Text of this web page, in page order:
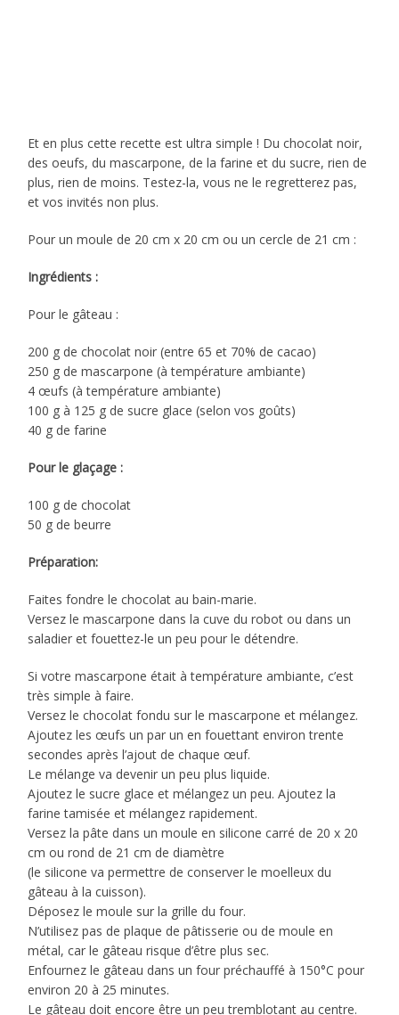
Et en plus cette recette est ultra simple ! Du chocolat noir,
des oeufs, du mascarpone, de la farine et du sucre, rien de
plus, rien de moins. Testez-la, vous ne le regretterez pas,
et vos invités non plus.
Pour un moule de 20 cm x 20 cm ou un cercle de 21 cm :
Ingrédients :
Pour le gâteau :
200 g de chocolat noir (entre 65 et 70% de cacao)
250 g de mascarpone (à température ambiante)
4 œufs (à température ambiante)
100 g à 125 g de sucre glace (selon vos goûts)
40 g de farine
Pour le glaçage :
100 g de chocolat
50 g de beurre
Préparation:
Faites fondre le chocolat au bain-marie.
Versez le mascarpone dans la cuve du robot ou dans un
saladier et fouettez-le un peu pour le détendre.
Si votre mascarpone était à température ambiante, c’est
très simple à faire.
Versez le chocolat fondu sur le mascarpone et mélangez.
Ajoutez les œufs un par un en fouettant environ trente
secondes après l’ajout de chaque œuf.
Le mélange va devenir un peu plus liquide.
Ajoutez le sucre glace et mélangez un peu. Ajoutez la
farine tamisée et mélangez rapidement.
Versez la pâte dans un moule en silicone carré de 20 x 20
cm ou rond de 21 cm de diamètre
(le silicone va permettre de conserver le moelleux du
gâteau à la cuisson).
Déposez le moule sur la grille du four.
N’utilisez pas de plaque de pâtisserie ou de moule en
métal, car le gâteau risque d’être plus sec.
Enfournez le gâteau dans un four préchauffé à 150°C pour
environ 20 à 25 minutes.
Le gâteau doit encore être un peu tremblotant au centre.